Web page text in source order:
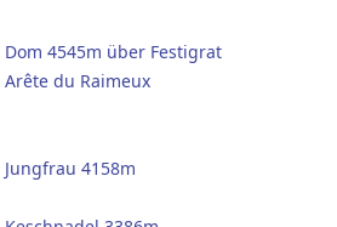
Dom 4545m über Festigrat
Arête du Raimeux
Jungfrau 4158m